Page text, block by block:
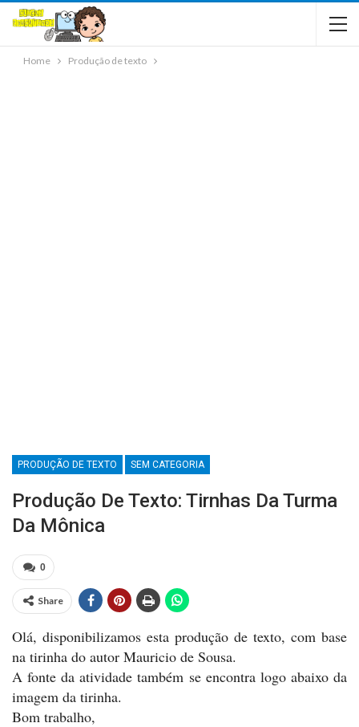
Home Produção de texto
PRODUÇÃO DE TEXTO SEM CATEGORIA
Produção De Texto: Tirnhas Da Turma
Da Mônica
0
Share
Olá, disponibilizamos esta produção de texto, com base
na tirinha do autor Mauricio de Sousa.
A fonte da atividade também se encontra logo abaixo da
imagem da tirinha.
Bom trabalho,